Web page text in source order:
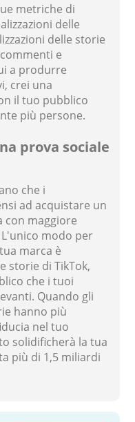
metriche di
delle
delle storie
e
a produrre
crei una
il tuo pubblico
più persone.
prova sociale
che i
ad acquistare un
maggiore
modo per
marca è
storie di TikTok,
che i tuoi
Quando gli
hanno più
nel tuo
solidificherà la tua
più di 1,5 miliardi